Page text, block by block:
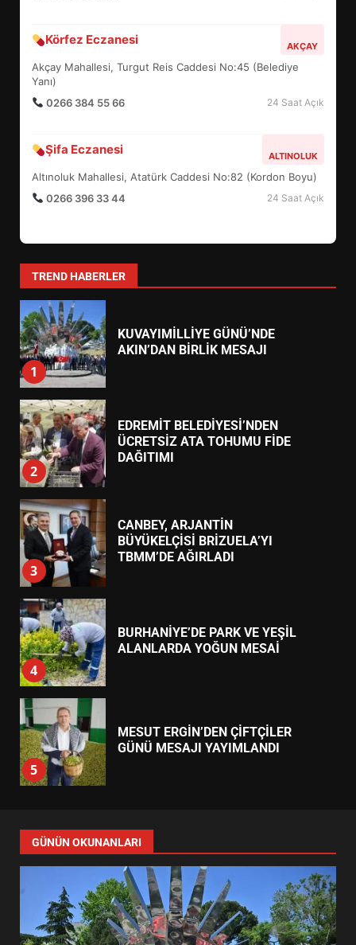
Körfez Eczanesi AKÇAY
Akçay Mahallesi, Turgut Reis Caddesi No:45 (Belediye
Yanı)
0266 384 55 66
24 Saat Açık
Şifa Eczanesi ALTINOLUK
Altınoluk Mahallesi, Atatürk Caddesi No:82 (Kordon Boyu)
0266 396 33 44
24 Saat Açık
TREND HABERLER
5
MESUT ERGİN’DEN ÇİFTÇİLER
6
BULUŞMALARI AÇIKLAMASI:
SÜREÇ TAMAMLANDI
7
1
KUVAYIMİLLİYE GÜNÜ’NDE
AKIN’DAN BİRLİK MESAJI
2
EDREMİT BELEDİYESİ’NDEN
ÜCRETSİZ ATA TOHUMU FİDE
DAĞITIMI
3
CANBEY, ARJANTİN
BÜYÜKELÇİSİ BRİZUELA’YI
TBMM’DE AĞIRLADI
4
BURHANİYE’DE PARK VE YEŞİL
ALANLARDA YOĞUN MESAİ
5
MESUT ERGİN’DEN ÇİFTÇİLER
GÜNÜ MESAJI YAYIMLANDI
6
BULUŞMALARI AÇIKLAMASI:
SÜREÇ TAMAMLANDI
1071 GENÇLE ANITKABİR
GÜNÜN OKUNANLARI